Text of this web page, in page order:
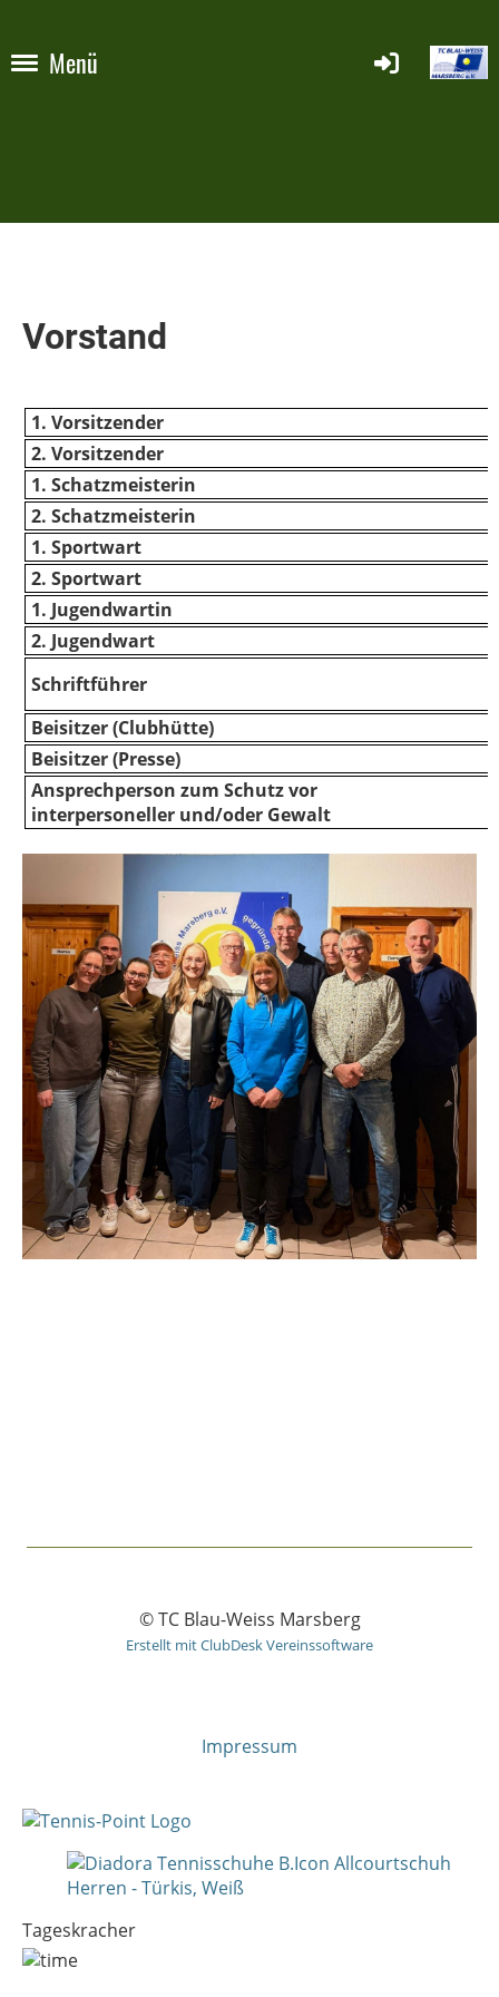
Menü
Vorstand
1. Vorsitzender
2. Vorsitzender
1. Schatzmeisterin
2. Schatzmeisterin
1. Sportwart
2. Sportwart
1. Jugendwartin
2. Jugendwart
Schriftführer
Beisitzer (Clubhütte)
Beisitzer (Presse)
Ansprechperson zum Schutz vor
interpersoneller und/oder Gewalt
© TC Blau-Weiss Marsberg
Erstellt mit ClubDesk Vereinssoftware
Impressum
Tageskracher